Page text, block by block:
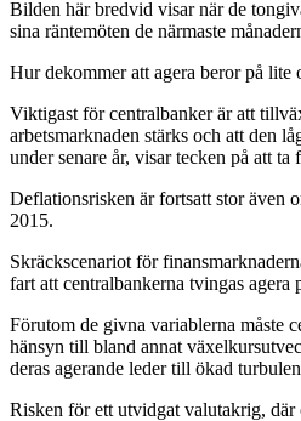
Bilden här bredvid visar när de
sina räntemöten de närmaste
Hur dekommer att agera beror på lite
Viktigast för centralbanker är att
arbetsmarknaden stärks och att den
under senare år, visar tecken på att ta
Deflationsrisken är fortsatt stor även
2015.
Skräckscenariot för
fart att centralbankerna tvingas agera
Förutom de givna variablerna måste
hänsyn till bland annat
deras agerande leder till ökad
Risken för ett utvidgat valutakrig, där